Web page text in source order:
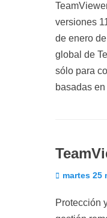
versiones
de enero
global de
sólo para
basadas
Publicado
martes 25
Protección